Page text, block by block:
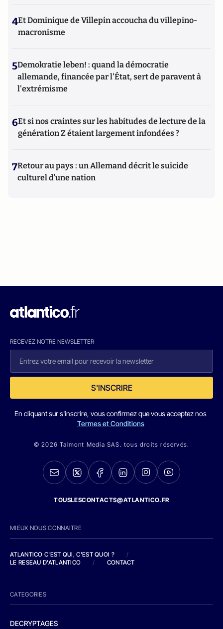
4Et Dominique de Villepin accoucha du villepino-
macronisme
5Demokratie leben! : quand la démocratie
allemande, financée par l'État, sert de paravent à
l'extrémisme
6Et si nos craintes sur les habitudes de lecture de la
génération Z étaient largement infondées ?
7Retour au pays : un Allemand décrit le suicide
culturel d’une nation
RECEVEZ NOTRE NEWSLETTER
S'INSCRIRE
En cliquant sur s'inscrire, vous confirmez que vous acceptez nos
Termes et Conditions
© 2026 Talmont Media SAS. tous droits réservés.
TOUSLESCONTACTS@ATLANTICO.FR
MIEUX NOUS CONNAITRE
ATLANTICO C'EST QUI, C'EST QUOI ?
/
LE RESEAU D'ATLANTICO
/ CONTACT
CATEGORIES
DECRYPTAGES